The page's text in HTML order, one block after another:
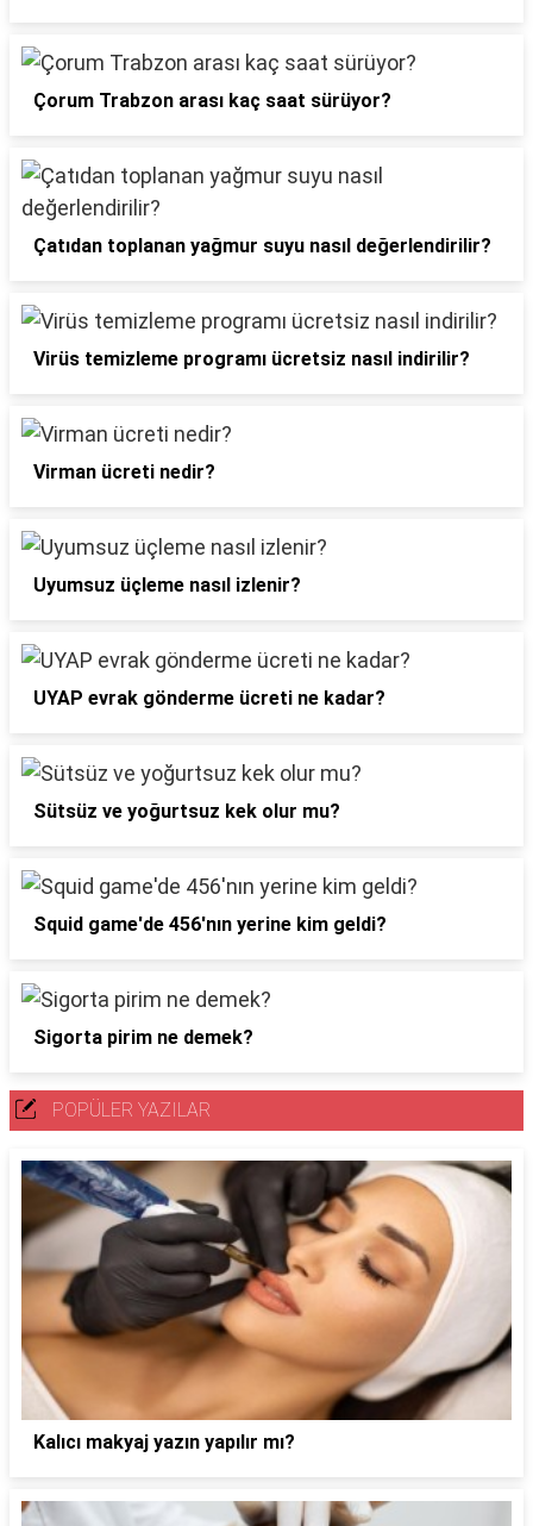
Çorum Trabzon arası kaç saat sürüyor?
Çatıdan toplanan yağmur suyu nasıl değerlendirilir?
Virüs temizleme programı ücretsiz nasıl indirilir?
Virman ücreti nedir?
Uyumsuz üçleme nasıl izlenir?
UYAP evrak gönderme ücreti ne kadar?
Sütsüz ve yoğurtsuz kek olur mu?
Squid game'de 456'nın yerine kim geldi?
Sigorta pirim ne demek?
POPÜLER YAZILAR
Kalıcı makyaj yazın yapılır mı?